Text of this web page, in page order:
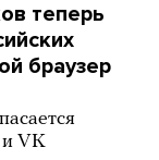
теперь
браузер
и VK